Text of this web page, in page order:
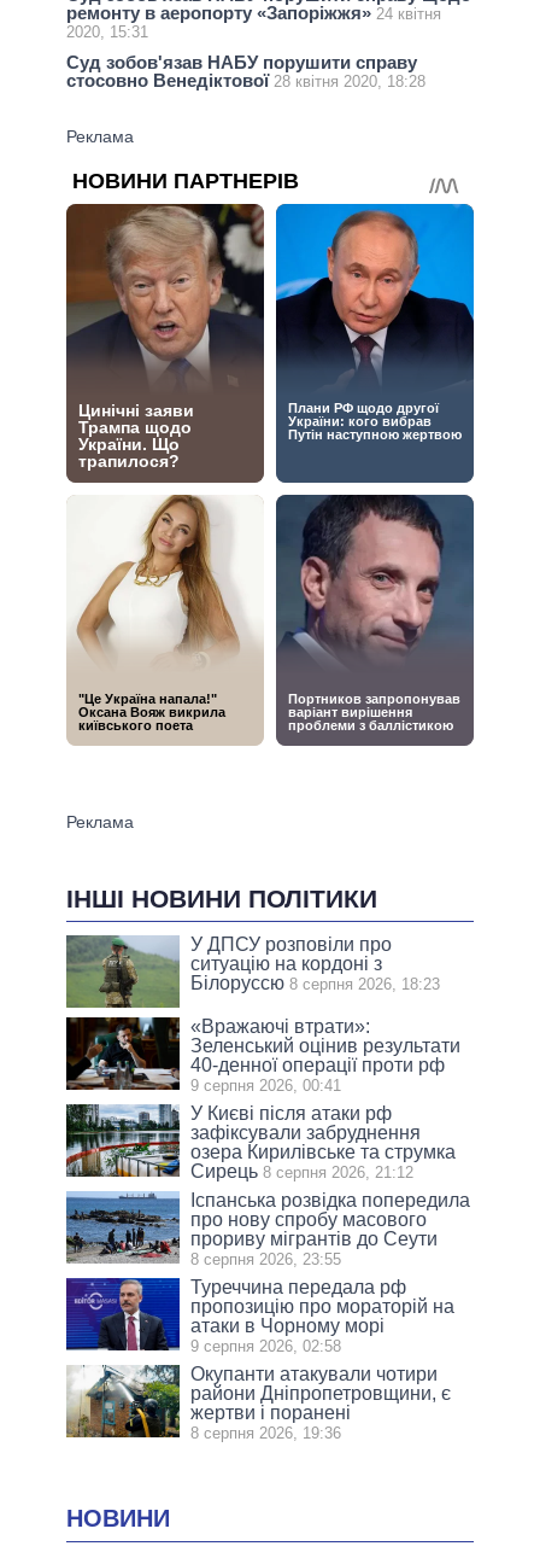
ремонту в аеропорту «Запоріжжя» 24 квітня
2020, 15:31
Суд зобов'язав НАБУ порушити справу
стосовно Венедіктової 28 квітня 2020, 18:28
ІНШІ НОВИНИ ПОЛІТИКИ
У ДПСУ розповіли про
ситуацію на кордоні з
Білоруссю 8 серпня 2026, 18:23
«Вражаючі втрати»:
Зеленський оцінив результати
40-денної операції проти рф
9 серпня 2026, 00:41
У Києві після атаки рф
зафіксували забруднення
озера Кирилівське та струмка
Сирець 8 серпня 2026, 21:12
Іспанська розвідка попередила
про нову спробу масового
прориву мігрантів до Сеути
8 серпня 2026, 23:55
Туреччина передала рф
пропозицію про мораторій на
атаки в Чорному морі
9 серпня 2026, 02:58
Окупанти атакували чотири
райони Дніпропетровщини, є
жертви і поранені
8 серпня 2026, 19:36
НОВИНИ